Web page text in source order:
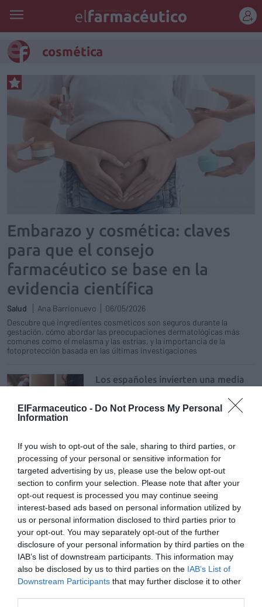
ElFarmaceutico - Do Not Process My Personal
Information
If you wish to opt-out of the sale, sharing to third parties, or
processing of your personal or sensitive information for
targeted advertising by us, please use the below opt-out
section to confirm your selection. Please note that after your
opt-out request is processed you may continue seeing
interest-based ads based on personal information utilized by
us or personal information disclosed to third parties prior to
your opt-out. You may separately opt-out of the further
disclosure of your personal information by third parties on the
IAB’s list of downstream participants. This information may
also be disclosed by us to third parties on the IAB’s List of
Downstream Participants that may further disclose it to other
cosmética
Embarazo y cosmética: claves
para que el consejo
farmacéutico se base en la
evidencia científica
Salud Ana Barrionuevo
06/05/2026
Descubre qué ingredientes cosméticos son seguros durante la
gestación, cómo abordar las preocupaciones dermatológicas más
comunes como el melasma y las estrías, y la importancia de la
fotoprotección basada en las últimas investigaciones
Los españoles invierten una media
La industria cosmética y del perfume crecen
un 7,7 % y superan los 11.200 millores de
euros de consumo. La farmacia sigue en
auge como punto de venta de cosméticos
Sesderma lanza EXOSES, nueva
línea cosmética antienvejecimiento
con exosomas
Noticias y novedades
Redacción
17/02/2025
SkinRoutine by Paloma Sancho
completa la pirámide de la Dra.
Draelos con la doble limpieza